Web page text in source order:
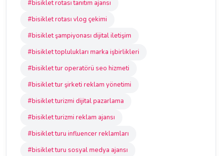
#bisiklet rotası tanıtım ajansı
#bisiklet rotası vlog çekimi
#bisiklet şampiyonası dijital iletişim
#bisiklet toplulukları marka işbirlikleri
#bisiklet tur operatörü seo hizmeti
#bisiklet tur şirketi reklam yönetimi
#bisiklet turizmi dijital pazarlama
#bisiklet turizmi reklam ajansı
#bisiklet turu influencer reklamları
#bisiklet turu sosyal medya ajansı